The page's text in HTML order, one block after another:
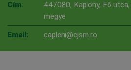
Cím:
447080, Kaplony, Fő
megye
Email: capleni@cjsm.ro